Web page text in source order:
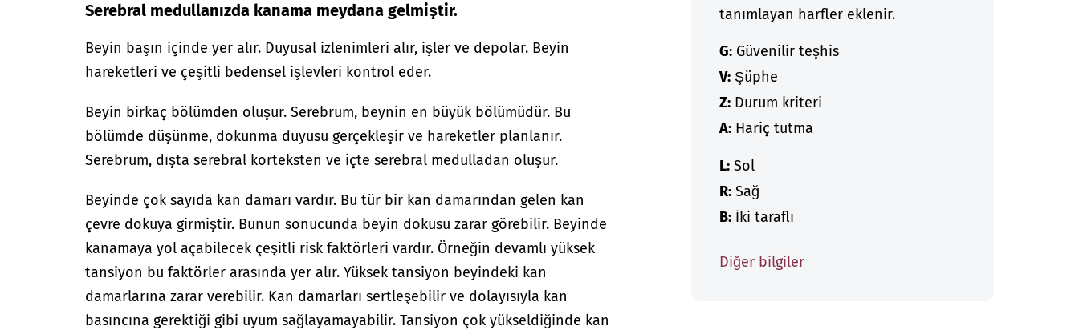
Serebral medullanızda kanama meydana gelmiştir.
Beyin başın içinde yer alır. Duyusal izlenimleri alır, işler ve depolar. Beyin
hareketleri ve çeşitli bedensel işlevleri kontrol eder.
Beyin birkaç bölümden oluşur. Serebrum, beynin en büyük bölümüdür. Bu
bölümde düşünme, dokunma duyusu gerçekleşir ve hareketler planlanır.
Serebrum, dışta serebral korteksten ve içte serebral medulladan oluşur.
Beyinde çok sayıda kan damarı vardır. Bu tür bir kan damarından gelen kan
çevre dokuya girmiştir. Bunun sonucunda beyin dokusu zarar görebilir. Beyinde
kanamaya yol açabilecek çeşitli risk faktörleri vardır. Örneğin devamlı yüksek
tansiyon bu faktörler arasında yer alır. Yüksek tansiyon beyindeki kan
damarlarına zarar verebilir. Kan damarları sertleşebilir ve dolayısıyla kan
basıncına gerektiği gibi uyum sağlayamayabilir. Tansiyon çok yükseldiğinde kan
tanımlayan harfler eklenir.
G:Güvenilir teşhis
V:Şüphe
Z:Durum kriteri
A:Hariç tutma
L:Sol
R:Sağ
B:İki taraflı
Diğer bilgiler